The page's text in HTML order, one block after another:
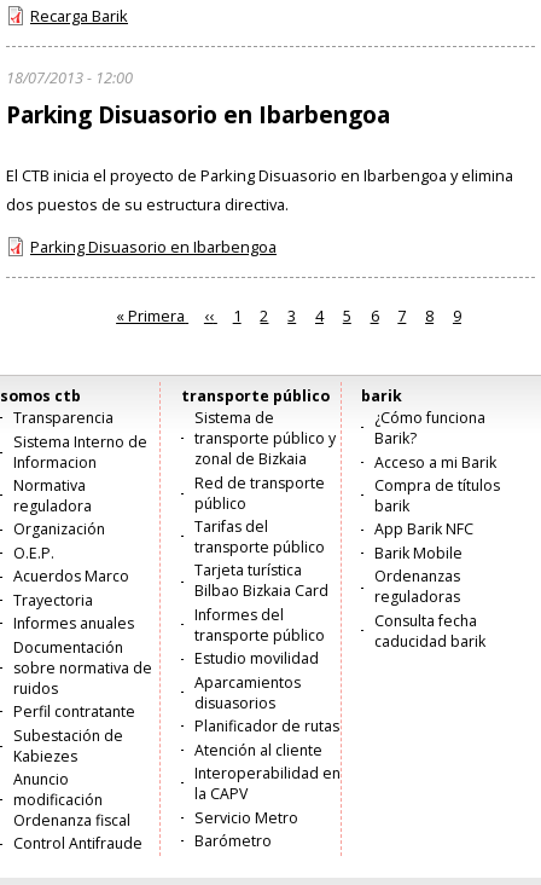
Recarga Barik
18/07/2013 - 12:00
Parking Disuasorio en Ibarbengoa
El CTB inicia el proyecto de Parking Disuasorio en Ibarbengoa y elimina
dos puestos de su estructura directiva.
Parking Disuasorio en Ibarbengoa
Primera
« Primera
Página
‹‹ Página
1 Página
2 Página
3 Página
4 Página
5 Página
6 Página
7 Página
8
Página
9
Menú
principal
somos ctb
Transparencia
Sistema Interno de
Informacion
Normativa
reguladora
Organización
O.E.P.
Acuerdos Marco
Trayectoria
Informes anuales
Documentación
sobre normativa de
ruidos
Perfil contratante
Subestación de
Kabiezes
Anuncio
modificación
Ordenanza fiscal
Control Antifraude
transporte público
Sistema de
transporte público y
zonal de Bizkaia
Red de transporte
público
Tarifas del
transporte público
Tarjeta turística
Bilbao Bizkaia Card
Informes del
transporte público
Estudio movilidad
Aparcamientos
disuasorios
Planificador de rutas
Atención al cliente
Interoperabilidad en
la CAPV
Servicio Metro
Barómetro
barik
¿Cómo funciona
Barik?
Acceso a mi Barik
Compra de títulos
barik
App Barik NFC
Barik Mobile
Ordenanzas
reguladoras
Consulta fecha
caducidad barik